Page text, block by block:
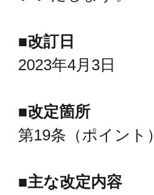
■改訂日
2023年4月3日
■改定箇所
第19条（ポイント）
■主な改定内容